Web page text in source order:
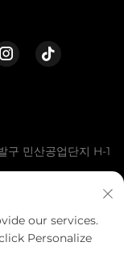
구 민산공업단지 H-1
our services.
Personalize